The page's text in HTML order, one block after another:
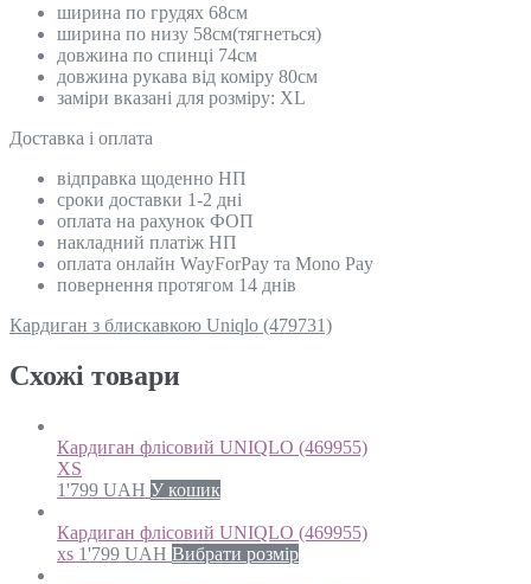
ширина по грудях 68см
ширина по низу 58см(тягнеться)
довжина по спинці 74см
довжина рукава від коміру 80см
заміри вказані для розміру: XL
Доставка і оплата
відправка щоденно НП
сроки доставки 1-2 дні
оплата на рахунок ФОП
накладний платіж НП
оплата онлайн WayForPay та Mono Pay
повернення протягом 14 днів
Кардиган з блискавкою Uniqlo (479731)
Схожi товари
Кардиган флісовий UNIQLO (469955)
XS
1'799 UAH У кошик
Кардиган флісовий UNIQLO (469955)
xs 1'799 UAH Вибрати розмір